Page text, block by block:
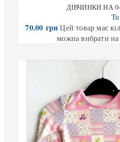
ДІВЧИНКИ НА
Tu
70.00 грн Цей товар має
можна вибрати на